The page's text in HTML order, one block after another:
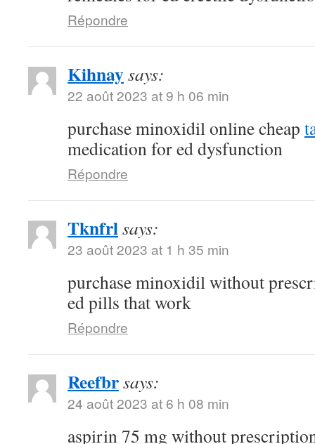
Répondre
Kihnaysays:
22 août 2023 at 9 h 06 min
purchase minoxidil online cheap
medication for ed dysfunction
Répondre
Tknfrlsays:
23 août 2023 at 1 h 35 min
purchase minoxidil without
ed pills that work
Répondre
Reefbrsays:
24 août 2023 at 6 h 08 min
aspirin 75 mg without